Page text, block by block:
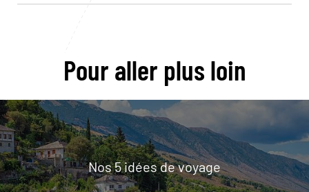
Pour aller plus loin
Nos 5 idées de voyage